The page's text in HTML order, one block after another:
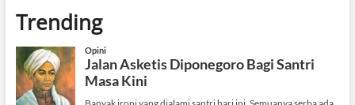
Trending